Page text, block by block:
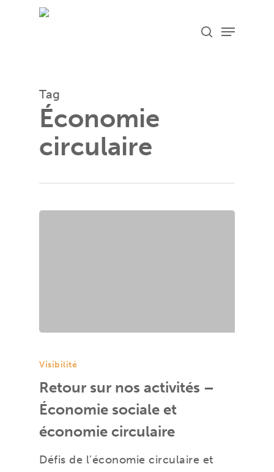
search
Menu
Tag
Économie
circulaire
Visibilité
Retour sur nos activités –
Économie sociale et
économie circulaire
Défis de l'économie circulaire et